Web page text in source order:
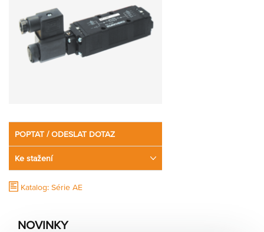
Nákupní seznam
Partner Zone
POPTAT / ODESLAT DOTAZ
Ke stažení
Katalog: Série AE
NOVINKY